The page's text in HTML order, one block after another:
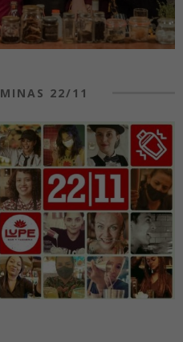
22/11